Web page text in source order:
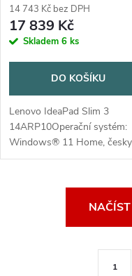
AMD int / W11H / Gray / 2R
14 743 Kč bez DPH
17 839 Kč
Skladem 6 ks
DO KOŠÍKU
Lenovo IdeaPad Slim 3
14ARP10Operační systém:
Windows® 11 Home,
slovensky /
12 vláken, 3.3 / 4.55GHz,
1